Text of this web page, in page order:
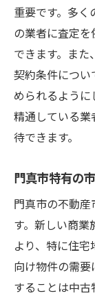
トラブル
門真市編
法律
物件
売却
適切
トラ
門真市で
果的なス
売却
目標
柔軟
重要です。多
の業者に査定
できます。ま
契約条件につ
められるよう
精通している
待できます。
門真市特有の
門真市の不動
す。新しい商
より、特に住
向け物件の需
することは中